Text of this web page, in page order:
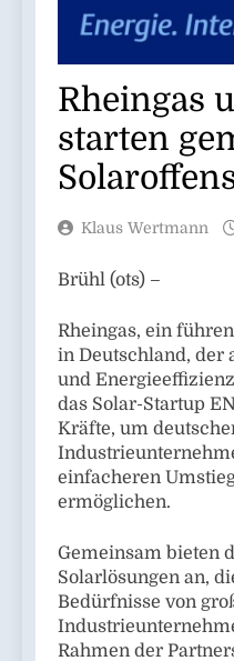
Rheingas
starten
Klaus Wertmann
Brühl (ots) –
Rheingas, ein
in Deutschland, der
und
das Solar-Startup
Kräfte, um
einfacheren
ermöglichen.
Gemeinsam bieten
Solarlösungen an,
Bedürfnisse von
Rahmen der